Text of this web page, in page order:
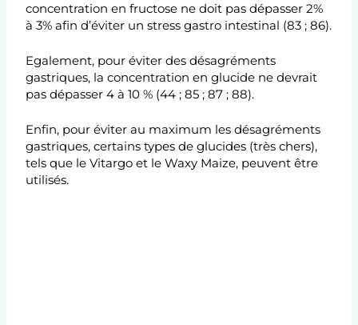
concentration en fructose ne doit pas dépasser 2%
à 3% afin d’éviter un stress gastro intestinal (83 ; 86).
Egalement, pour éviter des désagréments
gastriques, la concentration en glucide ne devrait
pas dépasser 4 à 10 % (44 ; 85 ; 87 ; 88).
Enfin, pour éviter au maximum les désagréments
gastriques, certains types de glucides (très chers),
tels que le Vitargo et le Waxy Maize, peuvent être
utilisés.